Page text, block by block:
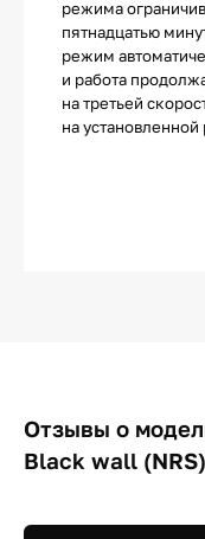
режима
пятнадцатью
режим
и работа
на третьей
на установленной
Отзывы о
Black wall (NRS)